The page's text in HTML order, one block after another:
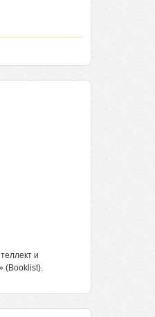
и
(Booklist).